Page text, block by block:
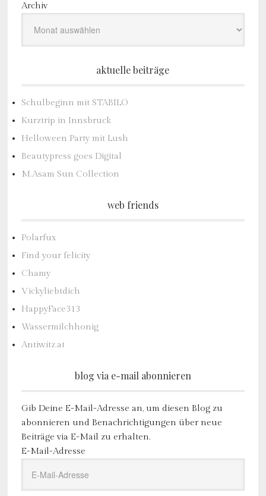
Archiv
aktuelle beiträge
Schulbeginn mit STABILO
Kurztrip in Innsbruck
Helloween Party mit Lush
Beautypress goes Digital
M.Asam Sun Collection
web friends
Polarfux
Find your felicity
Chamy
Vickyliebtdich
HappyFace313
Wassermilchhonig
Antiwitz.at
blog via e-mail abonnieren
Gib Deine E-Mail-Adresse an, um diesen Blog zu
abonnieren und Benachrichtigungen über neue
Beiträge via E-Mail zu erhalten.
E-Mail-Adresse